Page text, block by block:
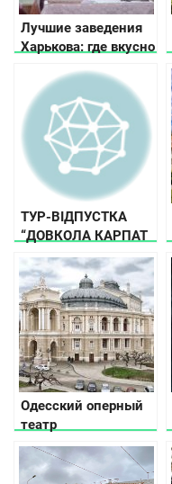
Лучшие заведения
Харькова: где вкусно
ТУР-ВІДПУСТКА
“ДОВКОЛА КАРПАТ
ЗА 7 ДНІВ”
Одесский оперный
театр